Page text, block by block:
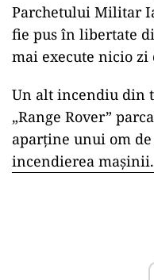
Parchetului Militar
fie pus în libertate
mai execute nicio zi
Un alt incendiu din
„Range Rover”
aparține unui om
incendierea mașinii.